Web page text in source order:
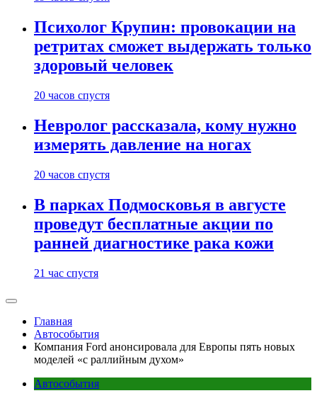
Психолог Крупин: провокации на
ретритах сможет выдержать только
здоровый человек
20 часов спустя
Невролог рассказала, кому нужно
измерять давление на ногах
20 часов спустя
В парках Подмосковья в августе
проведут бесплатные акции по
ранней диагностике рака кожи
21 час спустя
Главная
Автособытия
Компания Ford анонсировала для Европы пять новых
моделей «с раллийным духом»
Автособытия